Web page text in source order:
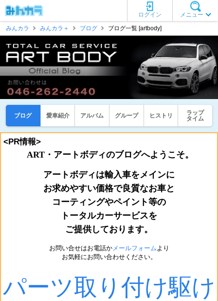
メニュー
ログイン
みんカラ
みんカラ＋ ブログ ブログ一覧 [artbody]
ブログ 愛車紹介 アルバム グループ ヒストリ
ラップ
タイム
<PR情報>
ART・アートボディのブログへようこそ。
アートボディは輸入車をメインに
お求めやすい価格で良質なお車と
コーティングやペイント等の
トータルカーサービスを
ご提供しております。
お問い合せはお電話かメールフォームより
お気軽にお問い合わせください。
パーツ取り付け駆け